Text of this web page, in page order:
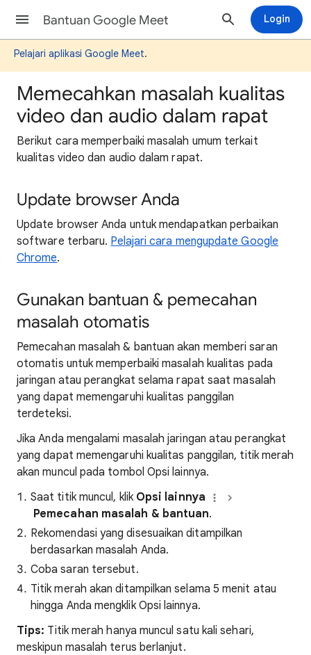
Bantuan Google Meet Login
Pelajari aplikasi Google Meet.
Memecahkan masalah kualitas
video dan audio dalam rapat
Berikut cara memperbaiki masalah umum terkait
kualitas video dan audio dalam rapat.
Update browser Anda
Update browser Anda untuk mendapatkan perbaikan
software terbaru. Pelajari cara mengupdate Google
Chrome.
Gunakan bantuan & pemecahan
masalah otomatis
Pemecahan masalah & bantuan akan memberi saran
otomatis untuk memperbaiki masalah kualitas pada
jaringan atau perangkat selama rapat saat masalah
yang dapat memengaruhi kualitas panggilan
terdeteksi.
Jika Anda mengalami masalah jaringan atau perangkat
yang dapat memengaruhi kualitas panggilan, titik merah
akan muncul pada tombol Opsi lainnya.
Saat titik muncul, klik Opsi lainnya
Pemecahan masalah & bantuan.
Rekomendasi yang disesuaikan ditampilkan
berdasarkan masalah Anda.
Coba saran tersebut.
Titik merah akan ditampilkan selama 5 menit atau
hingga Anda mengklik Opsi lainnya.
Tips: Titik merah hanya muncul satu kali sehari,
meskipun masalah terus berlanjut.